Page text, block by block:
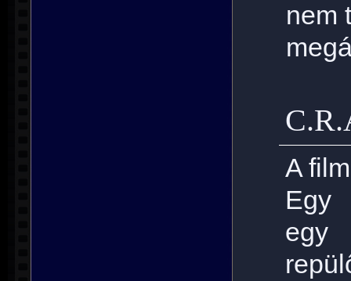
nem
A
Egy
egy